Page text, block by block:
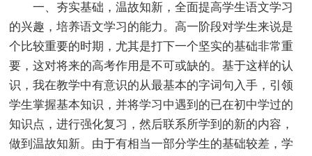
一、夯实基础，温故知新，全面提高学生语文学习
的兴趣，培养语文学习的能力。高一阶段对学生来说是
个比较重要的时期，尤其是打下一个坚实的基础非常重
要，这对将来的高考作用是不可或缺的。基于这样的认
识，我在教学中有意识的从最基本的字词句入手，引领
学生掌握基本知识，并将学习中遇到的已在初中学过的
知识点，进行强化复习，然后联系所学到的新的内容，
做到温故知新。由于有相当一部分学生的基础较差，学